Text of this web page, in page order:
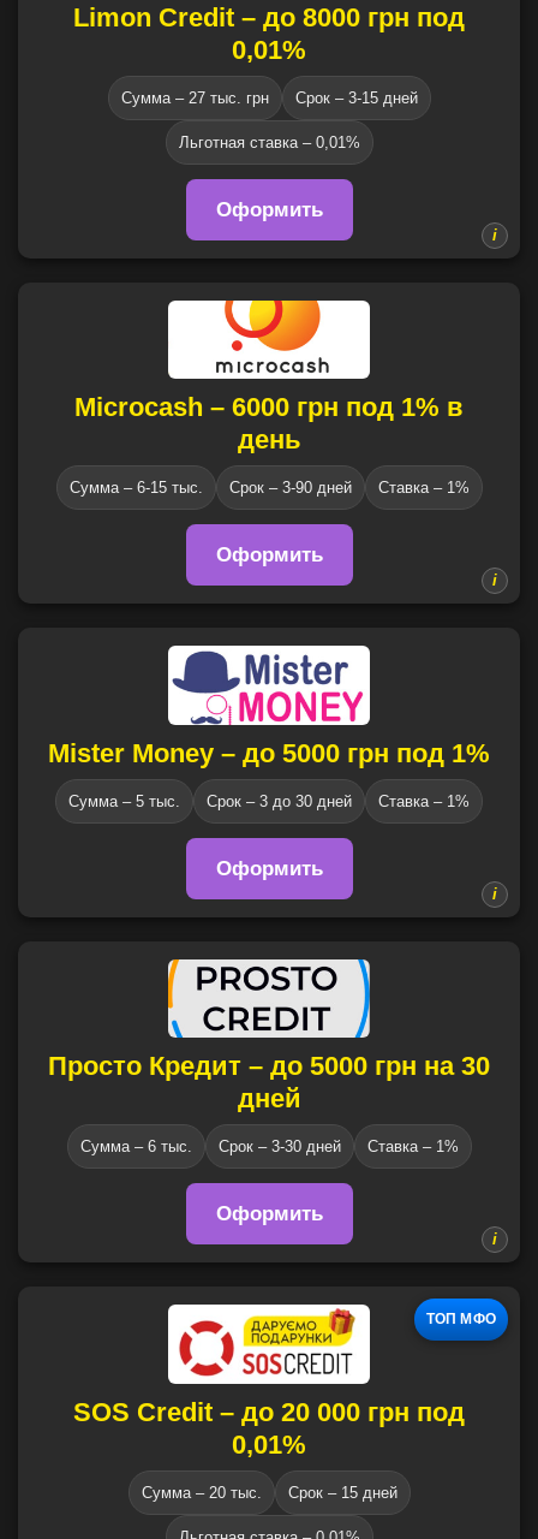
Limon Credit – до 8000 грн под
0,01%
Сумма – 27 тыс. грн Срок – 3-15 дней
Льготная ставка – 0,01%
Оформить
Microcash – 6000 грн под 1% в
день
Сумма – 6-15 тыс. Срок – 3-90 дней Ставка – 1%
Оформить
Mister Money – до 5000 грн под 1%
Сумма – 5 тыс. Срок – 3 до 30 дней Ставка – 1%
Оформить
Просто Кредит – до 5000 грн на 30
дней
Сумма – 6 тыс. Срок – 3-30 дней Ставка – 1%
Оформить
ТОП МФО
SOS Credit – до 20 000 грн под
0,01%
Сумма – 20 тыс. Срок – 15 дней